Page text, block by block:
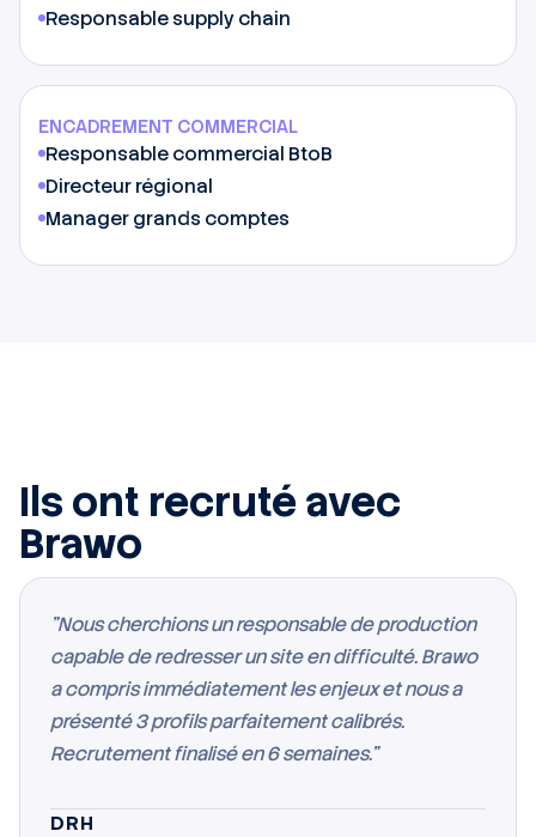
Responsable supply chain
ENCADREMENT COMMERCIAL
Responsable commercial BtoB
Directeur régional
Manager grands comptes
Ils ont recruté avec
Brawo
"Nous cherchions un responsable de production
capable de redresser un site en difficulté. Brawo
a compris immédiatement les enjeux et nous a
présenté 3 profils parfaitement calibrés.
Recrutement finalisé en 6 semaines."
DRH